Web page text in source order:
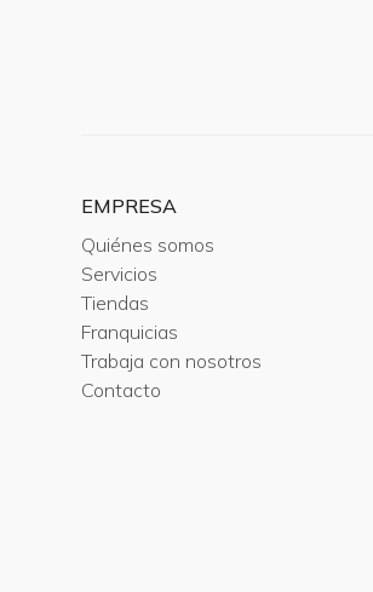
EMPRESA
Quiénes somos
Servicios
Tiendas
Franquicias
Trabaja con nosotros
Contacto